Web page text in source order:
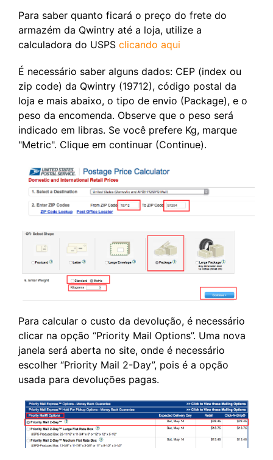
Para saber quanto ficará o preço do frete do
armazém da Qwintry até a loja, utilize a
calculadora do USPS clicando aqui
É necessário saber alguns dados: CEP (index ou
zip code) da Qwintry (19712), código postal da
loja e mais abaixo, o tipo de envio (Package), e o
peso da encomenda. Observe que o peso será
indicado em libras. Se você prefere Kg, marque
"Metric". Clique em continuar (Continue).
Para calcular o custo da devolução, é necessário
clicar na opção “Priority Mail Options”. Uma nova
janela será aberta no site, onde é necessário
escolher “Priority Mail 2-Day”, pois é a opção
usada para devoluções pagas.